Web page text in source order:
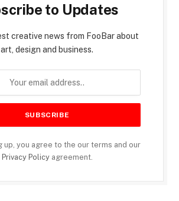
to Updates
creative news from FooBar about
art, design and business.
up, you agree to the our terms and our
Privacy Policyagreement.